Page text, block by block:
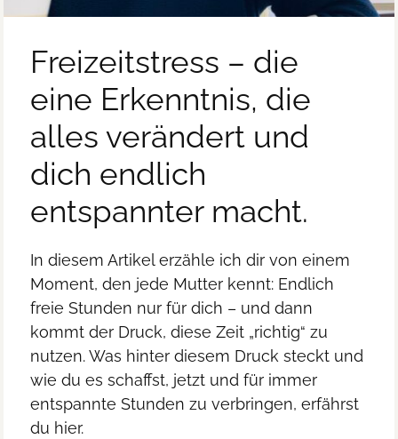
Freizeitstress – die
eine Erkenntnis, die
alles verändert und
dich endlich
entspannter macht.
In diesem Artikel erzähle ich dir von einem
Moment, den jede Mutter kennt: Endlich
freie Stunden nur für dich – und dann
kommt der Druck, diese Zeit „richtig“ zu
nutzen. Was hinter diesem Druck steckt und
wie du es schaffst, jetzt und für immer
entspannte Stunden zu verbringen, erfährst
du hier.